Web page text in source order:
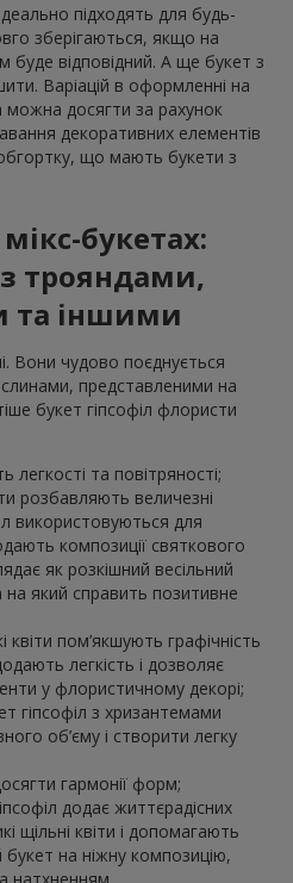
підходять для будь-
зберігаються, якщо на
буде відповідний. А ще букет з
Варіацій в оформленні на
можна досягти за рахунок
декоративних елементів
обгортку, що мають букети з
букетах:
трояндами,
та іншими
Вони чудово поєднується
представленими на
букет гіпсофіл флористи
та повітряності;
розбавляють величезні
використовуються для
композиції святкового
як розкішний весільний
на який справить позитивне
пом’якшують графічність
легкість і дозволяє
у флористичному декорі;
гіпсофіл з хризантемами
об’єму і створити легку
гармонії форм;
додає життєрадісних
щільні квіти і допомагають
на ніжну композицію,
натхненням.